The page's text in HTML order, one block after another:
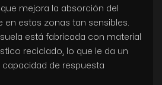
mejora la absorción del
en estas zonas tan sensibles.
está fabricada con material
reciclado, lo que le da un
de respuesta